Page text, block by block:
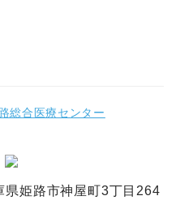
姫路市神屋町3丁目264